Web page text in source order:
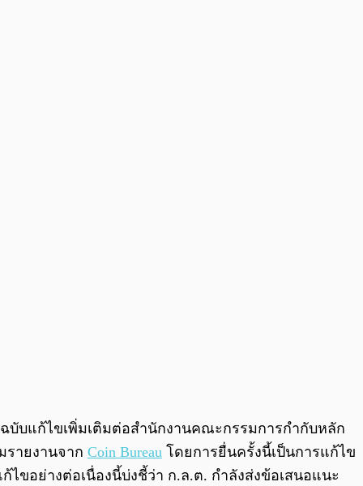
ฉบับแก้ไขเพิ่มเติมต่อสำนักงานคณะกรรมการกำกับหลัก
รายงานจาก Coin Bureau โดยการยื่นครั้งนี้เป็นการแก้ไข
ก้ไขอย่างต่อเนื่องนี้บ่งชี้ว่า ก.ล.ต. กำลังส่งข้อเสนอแนะ